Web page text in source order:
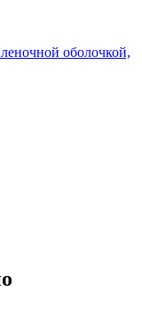
оболочкой,